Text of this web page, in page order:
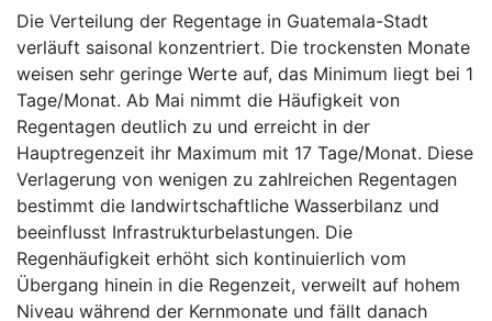
Die Verteilung der Regentage in Guatemala-Stadt
verläuft saisonal konzentriert. Die trockensten Monate
weisen sehr geringe Werte auf, das Minimum liegt bei 1
Tage/Monat. Ab Mai nimmt die Häufigkeit von
Regentagen deutlich zu und erreicht in der
Hauptregenzeit ihr Maximum mit 17 Tage/Monat. Diese
Verlagerung von wenigen zu zahlreichen Regentagen
bestimmt die landwirtschaftliche Wasserbilanz und
beeinflusst Infrastrukturbelastungen. Die
Regenhäufigkeit erhöht sich kontinuierlich vom
Übergang hinein in die Regenzeit, verweilt auf hohem
Niveau während der Kernmonate und fällt danach